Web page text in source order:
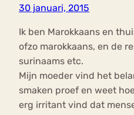
30 januari, 2015
Ik ben Marokkaans en
ofzo marokkaans, en de
surinaams etc.
Mijn moeder vind het
smaken proef en weet
erg irritant vind dat